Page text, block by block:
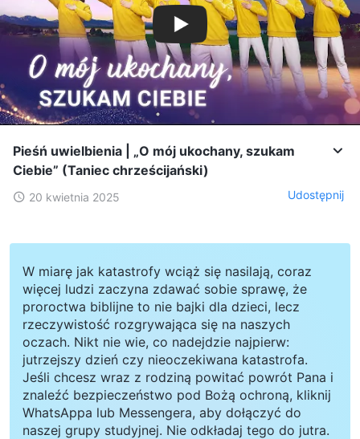
Pieśń uwielbienia | „O mój ukochany, szukam
Ciebie” (Taniec chrześcijański)
20 kwietnia 2025 Udostępnij
W miarę jak katastrofy wciąż się nasilają, coraz
więcej ludzi zaczyna zdawać sobie sprawę, że
proroctwa biblijne to nie bajki dla dzieci, lecz
rzeczywistość rozgrywająca się na naszych
oczach. Nikt nie wie, co nadejdzie najpierw:
jutrzejszy dzień czy nieoczekiwana katastrofa.
Jeśli chcesz wraz z rodziną powitać powrót Pana i
znaleźć bezpieczeństwo pod Bożą ochroną, kliknij
WhatsAppa lub Messengera, aby dołączyć do
naszej grupy studyjnej. Nie odkładaj tego do jutra.